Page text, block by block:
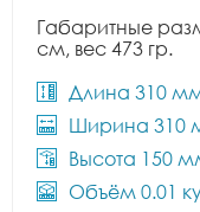
Габаритные
см, вес 473 гр.
Длина 310
Ширина 310
Высота 150
Объём 0.01